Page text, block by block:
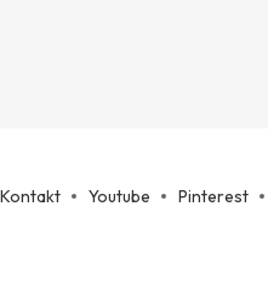
Kontakt Youtube Pinterest